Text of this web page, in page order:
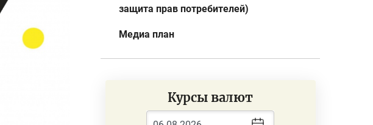
защита прав потребителей)
Медиа план
Курсы валют